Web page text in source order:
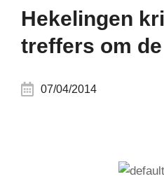
Hekelingen
treffers om
07/04/2014